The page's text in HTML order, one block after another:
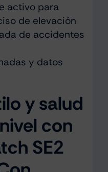
activo para
de elevación
de accidentes
y datos
y salud
con
SE2